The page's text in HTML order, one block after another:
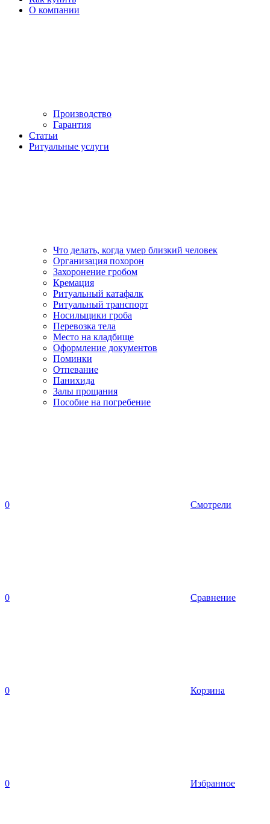
О компании
Производство
Гарантия
Статьи
Ритуальные услуги
Что делать, когда умер близкий человек
Организация похорон
Захоронение гробом
Кремация
Ритуальный катафалк
Ритуальный транспорт
Носильщики гроба
Перевозка тела
Место на кладбище
Оформление документов
Поминки
Отпевание
Панихида
Залы прощания
Пособие на погребение
0 Смотрели
0 Сравнение
0 Корзина
0 Избранное